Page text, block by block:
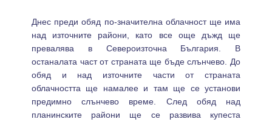
Днес преди обяд по-значителна облачност ще има
над източните райони, като все още дъжд ще
превалява в Североизточна България. В
останалата част от страната ще бъде слънчево. До
обяд и над източните части от страната
облачността ще намалее и там ще се установи
предимно слънчево време. След обяд над
планинските райони ще се развива купеста